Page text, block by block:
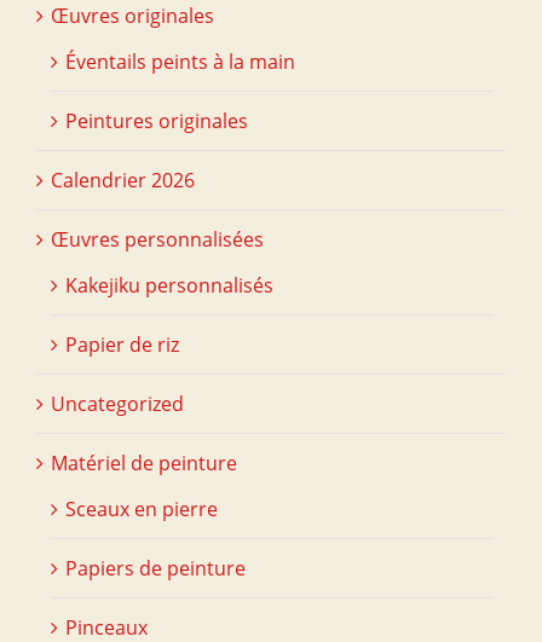
Œuvres originales
Éventails peints à la main
Peintures originales
Calendrier 2026
Œuvres personnalisées
Kakejiku personnalisés
Papier de riz
Uncategorized
Matériel de peinture
Sceaux en pierre
Papiers de peinture
Pinceaux